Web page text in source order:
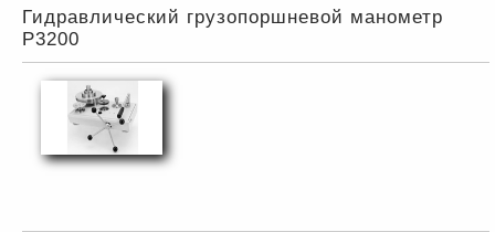
Гидравлический грузопоршневой манометр
P3200